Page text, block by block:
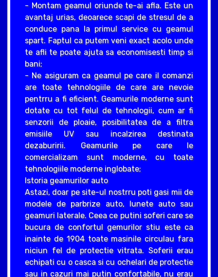
- Montam geamul oriunde te-ai afla. Este un
avantaj urias, deoarece scapi de stresul de a
conduce pana la primul service cu geamul
spart. Faptul ca putem veni exact acolo unde
te afli te poate ajuta sa economisesti timp si
bani;
- Ne asiguram ca geamul pe care il comanzi
are toate tehnologiile de care are nevoie
pentrru a fi eficient. Geamurile moderne sunt
dotate cu tot felul de tehnologii, cum ar fi
senzorii de ploaie, posibilitatea de a filtra
emisiile UV sau incalzirea destinata
dezaburirii. Geamurile pe care le
comercializam sunt moderne, cu toate
tehnologiile moderne inglobate;
Istoria geamurilor auto
Astazi, doar pe site-ul nostrru poti gasi mii de
modele de parbrize auto, lunete auto sau
geamuri laterale. Ceea ce putini soferi care se
bucura de confortul gemurilor stiu este ca
inainte de 1904 toate masinile circulau fara
niciun fel de protectie vitrata. Soferii erau
echipati cu o casca si cu ochelari de protectie
sau in cazuri mai putin confortabile, nu erau